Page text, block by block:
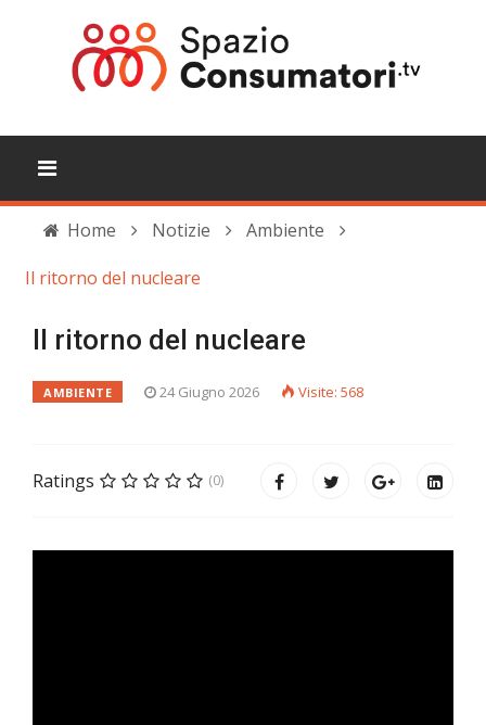
Home Notizie
Ambiente
Il ritorno del nucleare
Il ritorno del nucleare
AMBIENTE 24 Giugno 2026 Visite: 568
Ratings (0)